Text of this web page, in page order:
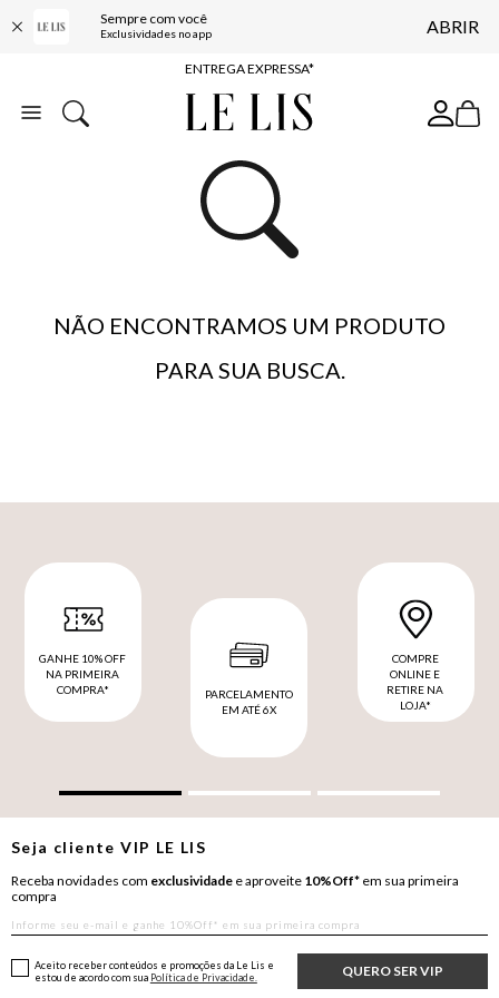
Sempre com você
Exclusividades no app ABRIR
COMPRE ONLINE E RETIRE EM LOJA*
ENTREGA EXPRESSA*
FRETE GRÁTIS*
10% OFF NA PRIMEIRA COMPRA*
NÃO ENCONTRAMOS UM PRODUTO
PARA SUA BUSCA.
GANHE 10% OFF
NA PRIMEIRA
COMPRA*
PARCELAMENTO
EM ATÉ 6X
COMPRE
ONLINE E
RETIRE NA
LOJA*
Seja clienteVIP LE LIS
Receba novidades com exclusividade e aproveite 10%Off* em sua primeira
compra
QUERO SER VIP
Aceito receber conteúdos e promoções da Le Lis e
estou de acordo com sua Política de Privacidade.